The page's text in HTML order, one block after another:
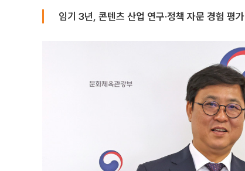
임기 3년, 콘텐츠 산업 연구·정책 자문 경험 평가